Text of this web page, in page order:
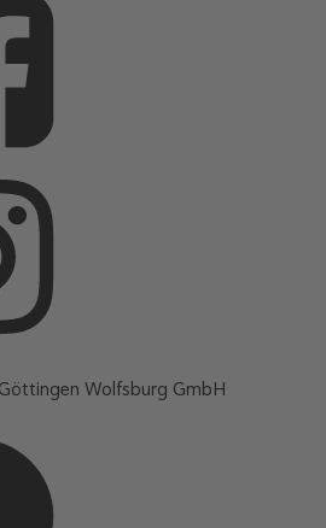
Wolfsburg GmbH